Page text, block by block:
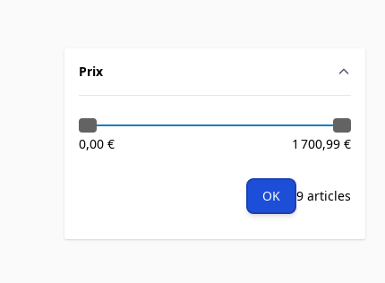
Prix
0,00 € 1 700,99 €
OK 9 articles